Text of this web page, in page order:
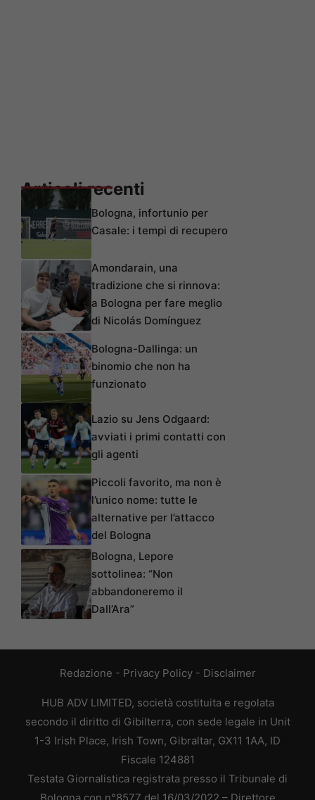
Articoli recenti
Bologna, infortunio per
Casale: i tempi di recupero
Amondarain, una
tradizione che si rinnova:
a Bologna per fare meglio
di Nicolás Domínguez
Bologna-Dallinga: un
binomio che non ha
funzionato
Lazio su Jens Odgaard:
avviati i primi contatti con
gli agenti
Piccoli favorito, ma non è
l’unico nome: tutte le
alternative per l’attacco
del Bologna
Bologna, Lepore
sottolinea: “Non
abbandoneremo il
Dall’Ara”
Redazione - Privacy Policy- Disclaimer
HUB ADV LIMITED, società costituita e regolata
secondo il diritto di Gibilterra, con sede legale in Unit
1-3 Irish Place, Irish Town, Gibraltar, GX11 1AA, ID
Fiscale 124881
Testata Giornalistica registrata presso il Tribunale di